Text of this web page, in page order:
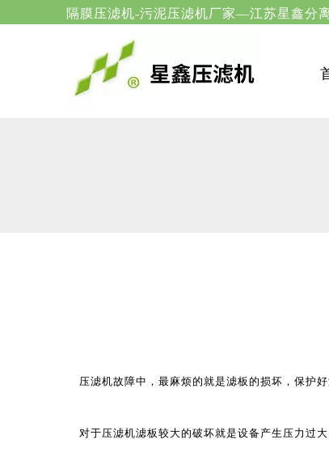
隔膜压滤机-污泥压滤机厂
压滤机故障中，最麻烦的就是滤板的损坏，保护
对于压滤机滤板较大的破坏就是设备产生压力过